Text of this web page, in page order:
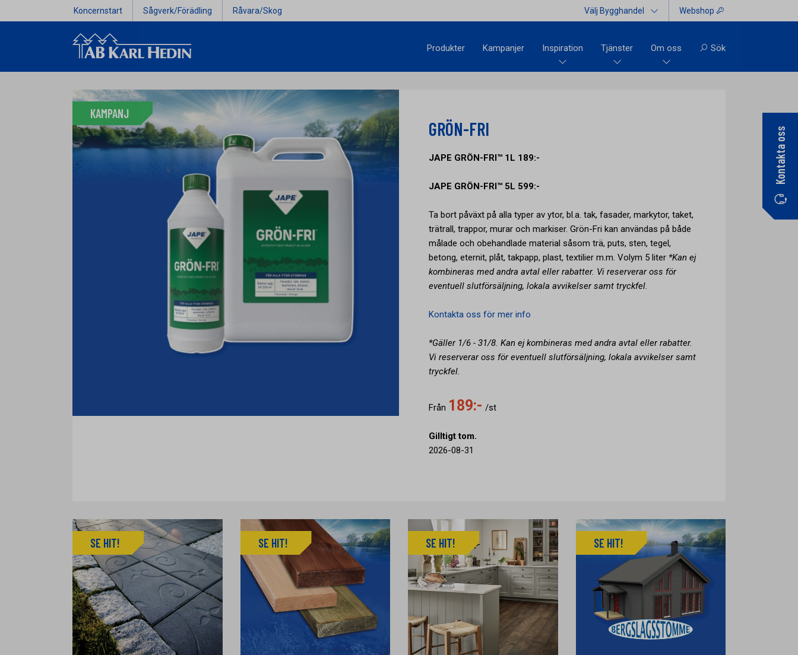
Koncernstart Sågverk/Förädling Råvara/Skog Välj Bygghandel Webshop
Produkter Kampanjer Inspiration Tjänster Om oss Sök
Kontakta oss
KAMPANJ
GRÖN-FRI
JAPE GRÖN-FRI™ 1L 189:-
JAPE GRÖN-FRI™ 5L 599:-
Ta bort påväxt på alla typer av ytor, bl.a. tak, fasader, markytor, taket,
trätrall, trappor, murar och markiser. Grön-Fri kan användas på både
målade och obehandlade material såsom trä, puts, sten, tegel,
betong, eternit, plåt, takpapp, plast, textilier m.m. Volym 5 liter *Kan ej
kombineras med andra avtal eller rabatter. Vi reserverar oss för
eventuell slutförsäljning, lokala avvikelser samt tryckfel.
Kontakta oss för mer info
*Gäller 1/6 - 31/8. Kan ej kombineras med andra avtal eller rabatter.
Vi reserverar oss för eventuell slutförsäljning, lokala avvikelser samt
tryckfel.
Från 189:- /st
Gilltigt tom.
2026-08-31
SE HIT! SE HIT! SE HIT! SE HIT!